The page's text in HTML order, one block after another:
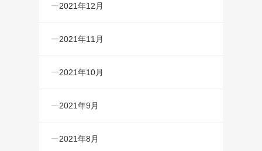
2021年12月
2021年11月
2021年10月
2021年9月
2021年8月